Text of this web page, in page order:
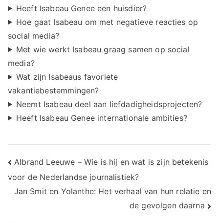
Heeft Isabeau Genee een huisdier?
Hoe gaat Isabeau om met negatieve reacties op
social media?
Met wie werkt Isabeau graag samen op social
media?
Wat zijn Isabeaus favoriete
vakantiebestemmingen?
Neemt Isabeau deel aan liefdadigheidsprojecten?
Heeft Isabeau Genee internationale ambities?
Bericht
navigatie
Albrand Leeuwe – Wie is hij en wat is zijn betekenis
voor de Nederlandse journalistiek?
Jan Smit en Yolanthe: Het verhaal van hun relatie en
de gevolgen daarna